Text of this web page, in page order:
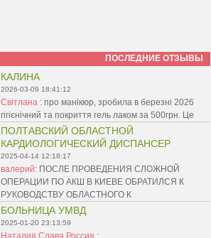
ПОСЛЕДНИЕ ОТЗЫВЫ
КАЛИНА
2026-03-09 18:41:12
Світлана : про манікюр, зробила в березні 2026
гігієнічний та покриття гель лаком за 500грн. Це
ПОЛТАВСКИЙ ОБЛАСТНОЙ
КАРДИОЛОГИЧЕСКИЙ ДИСПАНСЕР
2025-04-14 12:18:17
валерий: ПОСЛЕ ПРОВЕДЕНИЯ СЛОЖНОЙ
ОПЕРАЦИИ ПО АКШ В КИЕВЕ ОБРАТИЛСЯ К
РУКОВОДСТВУ ОБЛАСТНОГО К
БОЛЬНИЦА УМВД
2025-01-20 23:13:59
Наталия Слава Россия :